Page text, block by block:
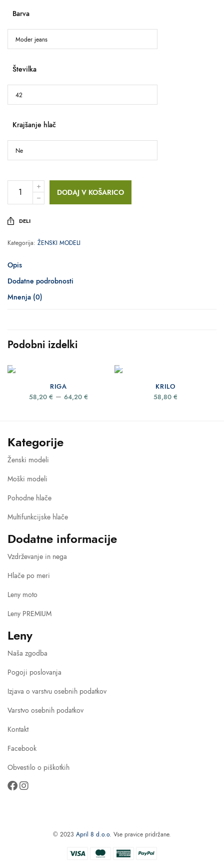
Barva
Številka
Krajšanje hlač
DODAJ V KOŠARICO
DELI
Kategorija: ŽENSKI MODELI
Opis
Dodatne podrobnosti
Mnenja (0)
Podobni izdelki
RIGA
58,20 € – 64,20 €
KRILO
58,80 €
Kategorije
Ženski modeli
Moški modeli
Pohodne hlače
Multifunkcijske hlače
Dodatne informacije
Vzdrževanje in nega
Hlače po meri
Leny moto
Leny PREMIUM
Leny
Naša zgodba
Pogoji poslovanja
Izjava o varstvu osebnih podatkov
Varstvo osebnih podatkov
Kontakt
Facebook
Obvestilo o piškotkih
© 2023 April 8 d.o.o. Vse pravice pridržane.